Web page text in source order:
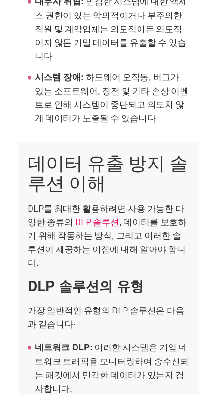
스 권한이 있는 악의적이거나 부주의한
직원 및 계약업체는 의도적이든 의도적
이지 않든 기밀 데이터를 유출할 수 있습
니다.
시스템 장애:하드웨어 오작동, 버그가
있는 소프트웨어, 정전 및 기타 손상 이벤
트로 인해 시스템이 중단되고 의도치 않
게 데이터가 노출될 수 있습니다.
데이터 유출 방지 솔
루션 이해
DLP를 최대한 활용하려면 사용 가능한 다
양한 종류의 DLP 솔루션, 데이터를 보호하
기 위해 작동하는 방식, 그리고 이러한 솔
루션이 제공하는 이점에 대해 알아야 합니
다.
DLP 솔루션의 유형
가장 일반적인 유형의 DLP 솔루션은 다음
과 같습니다:
네트워크 DLP: 이러한 시스템은 기업 네
트워크 트래픽을 모니터링하여 송수신되
는 패킷에서 민감한 데이터가 있는지 검
사합니다.